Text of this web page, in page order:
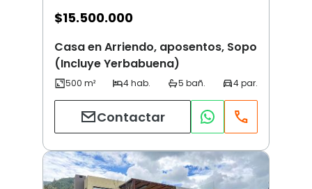
$15.500.000
Casa en Arriendo, aposentos, Sopo
(Incluye Yerbabuena)
Contactar